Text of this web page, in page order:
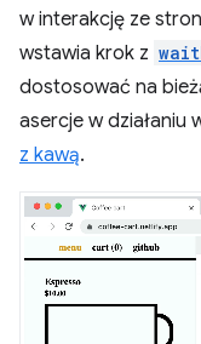
w interakcję ze
wstawia krok z
dostosować na
asercje w działaniu
z kawą.